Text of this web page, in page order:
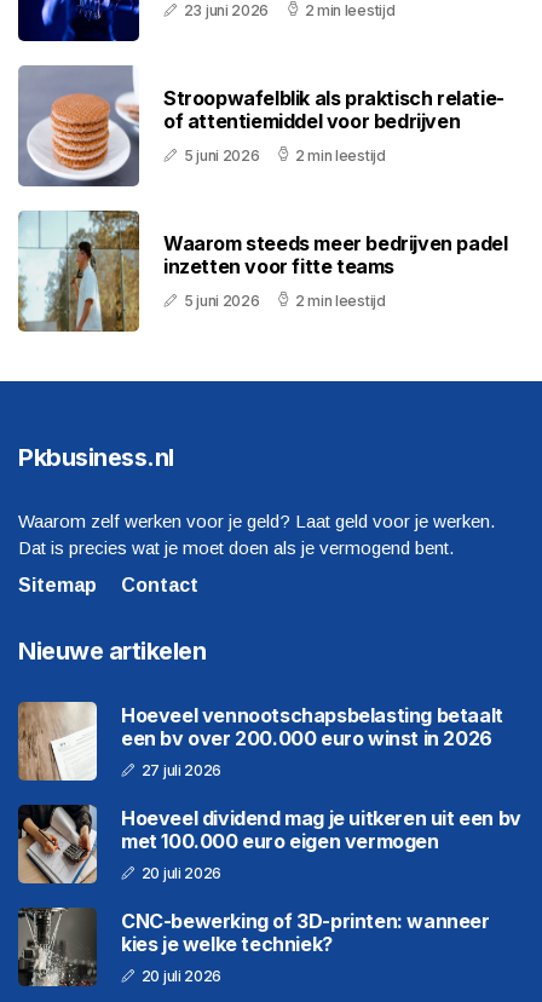
23 juni 2026 2 min leestijd
Stroopwafelblik als praktisch relatie-
of attentiemiddel voor bedrijven
5 juni 2026 2 min leestijd
Waarom steeds meer bedrijven padel
inzetten voor fitte teams
5 juni 2026 2 min leestijd
Pkbusiness.nl
Waarom zelf werken voor je geld? Laat geld voor je werken.
Dat is precies wat je moet doen als je vermogend bent.
Sitemap
Contact
Nieuwe artikelen
Hoeveel vennootschapsbelasting betaalt
een bv over 200.000 euro winst in 2026
27 juli 2026
Hoeveel dividend mag je uitkeren uit een bv
met 100.000 euro eigen vermogen
20 juli 2026
CNC-bewerking of 3D-printen: wanneer
kies je welke techniek?
20 juli 2026